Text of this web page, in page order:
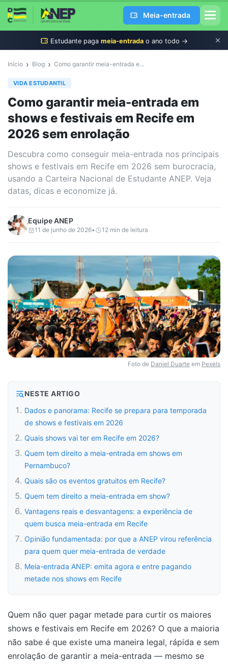
Meia-entrada
Estudante paga meia-entrada o ano todo →
Início › Blog › Como garantir meia-entrada em shows e festivais em Recife em 2026 sem enrolação
VIDA ESTUDANTIL
Como garantir meia-entrada em
shows e festivais em Recife em
2026 sem enrolação
Descubra como conseguir meia-entrada nos principais
shows e festivais em Recife em 2026 sem burocracia,
usando a Carteira Nacional de Estudante ANEP. Veja
datas, dicas e economize já.
EquipeANEP
11 de junho de 2026• 12 min de leitura
Foto de Daniel Duarte em Pexels
NESTE ARTIGO
Dados e panorama: Recife se prepara para temporada
de shows e festivais em 2026
Quais shows vai ter em Recife em 2026?
Quem tem direito a meia-entrada em shows em
Pernambuco?
Quais são os eventos gratuitos em Recife?
Quem tem direito a meia-entrada em show?
Vantagens reais e desvantagens: a experiência de
quem busca meia-entrada em Recife
Opinião fundamentada: por que a ANEP virou referência
para quem quer meia-entrada de verdade
Meia-entrada ANEP: emita agora e entre pagando
metade nos shows em Recife
Quem não quer pagar metade para curtir os maiores
shows e festivais em Recife em 2026? O que a maioria
não sabe é que existe uma maneira legal, rápida e sem
enrolação de garantir a meia-entrada — mesmo se